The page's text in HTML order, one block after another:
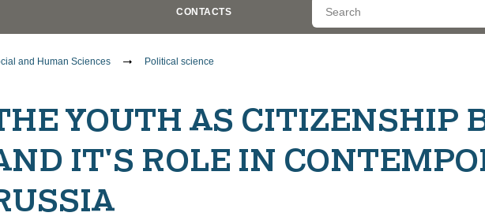
CONTACTS
and Human Sciences Political science
YOUTH AS CITIZENSHIP
IT'S ROLE IN